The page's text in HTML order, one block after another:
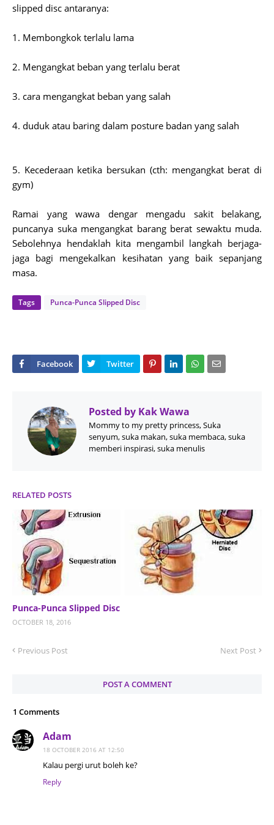
slipped disc antaranya:
1. Membongkok terlalu lama
2. Mengangkat beban yang terlalu berat
3. cara mengangkat beban yang salah
4. duduk atau baring dalam posture badan yang salah
5. Kecederaan ketika bersukan (cth: mengangkat berat di
gym)
Ramai yang wawa dengar mengadu sakit belakang,
puncanya suka mengangkat barang berat sewaktu muda.
Sebolehnya hendaklah kita mengambil langkah berjaga-
jaga bagi mengekalkan kesihatan yang baik sepanjang
masa.
Tags Punca-Punca Slipped Disc
Posted by Kak Wawa
Mommy to my pretty princess, Suka
senyum, suka makan, suka membaca, suka
memberi inspirasi, suka menulis
RELATED POSTS
Punca-Punca Slipped Disc
OCTOBER 18, 2016
Previous Post Next Post
POST A COMMENT
1 Comments
Adam
18 OCTOBER 2016 AT 12:50
Kalau pergi urut boleh ke?
Reply